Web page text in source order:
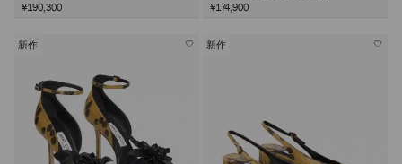
¥190,300
¥174,900
新作 新作